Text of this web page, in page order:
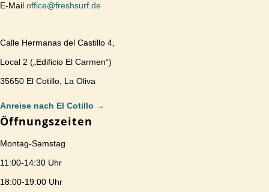
E-Mail office@freshsurf.de
Calle Hermanas del Castillo 4,
Local 2 („Edificio El Carmen“)
35650 El Cotillo, La Oliva
Anreise nach El Cotillo →
Öffnungszeiten
Montag-Samstag
11:00-14:30 Uhr
18:00-19:00 Uhr